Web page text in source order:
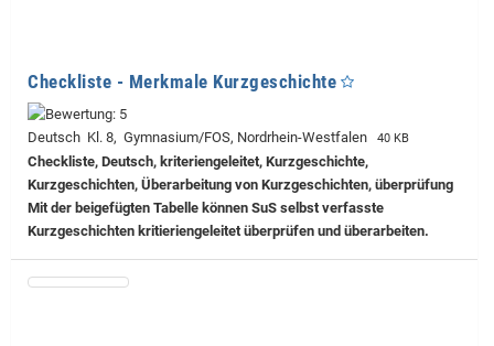
Checkliste - Merkmale Kurzgeschichte
Deutsch Kl. 8, Gymnasium/FOS, Nordrhein-Westfalen 40 KB
Checkliste, Deutsch, kriteriengeleitet, Kurzgeschichte,
Kurzgeschichten, Überarbeitung von Kurzgeschichten, überprüfung
Mit der beigefügten Tabelle können SuS selbst verfasste
Kurzgeschichten kritieriengeleitet überprüfen und überarbeiten.